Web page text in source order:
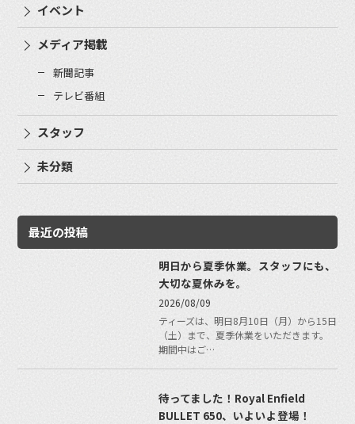
イベント
メディア掲載
新聞記事
テレビ番組
スタッフ
未分類
最近の投稿
明日から夏季休業。スタッフにも、
大切な夏休みを。
2026/08/09
ティーズは、明日8月10日（月）から15日
（土）まで、夏季休業をいただきます。
期間中はご…
待ってました！Royal Enfield
BULLET 650、いよいよ登場！